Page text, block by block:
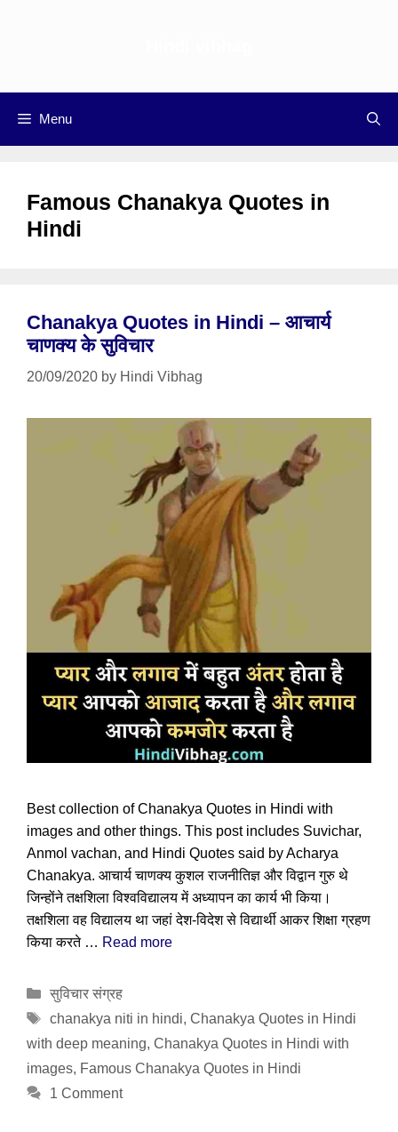
Menu
Famous Chanakya Quotes in
Hindi
Chanakya Quotes in Hindi – आचार्य
चाणक्य के सुविचार
20/09/2020 by Hindi Vibhag
Best collection of Chanakya Quotes in Hindi with
images and other things. This post includes Suvichar,
Anmol vachan, and Hindi Quotes said by Acharya
Chanakya. आचार्य चाणक्य कुशल राजनीतिज्ञ और विद्वान गुरु थे
जिन्होंने तक्षशिला विश्वविद्यालय में अध्यापन का कार्य भी किया।
तक्षशिला वह विद्यालय था जहां देश-विदेश से विद्यार्थी आकर शिक्षा ग्रहण
किया करते … Read more
Categories
सुविचार संग्रह
Tags
chanakya niti in hindi, Chanakya Quotes in Hindi
with deep meaning, Chanakya Quotes in Hindi with
images, Famous Chanakya Quotes in Hindi
1 Comment